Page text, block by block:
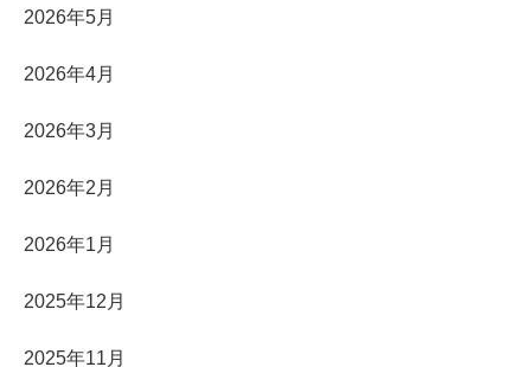
2026年5月
2026年4月
2026年3月
2026年2月
2026年1月
2025年12月
2025年11月